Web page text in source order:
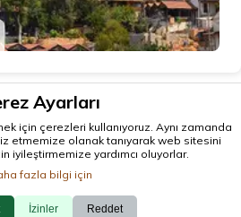
Ayarları
için çerezleri kullanıyoruz. Aynı zamanda
etmemize olanak tanıyarak web sitesini
iyileştirmemize yardımcı oluyorlar.
fazla bilgi için
İzinler Reddet